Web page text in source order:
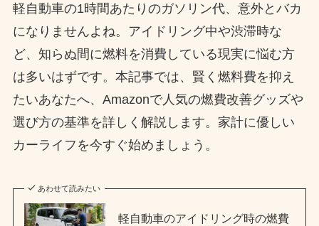
軽自動車の1時間あたりのガソリン代、意外とバカ
になりませんよね。アイドリング中や渋滞時な
ど、知らぬ間に燃料を消費している現実に悩む方
は多いはずです。本記事では、賢く燃料費を抑え
たいあなたへ、Amazonで人気の燃費改善グッズや
選び方の基準を詳しく解説します。家計に優しい
カーライフを今すぐ始めましょう。
あわせて読みたい
軽自動車のアイドリング時の燃費